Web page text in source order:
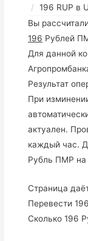
196 RUP в
Вы
196 Рублей
Для данной
Результат
При
актуален.
каждый час.
Рубль ПМР на
Страница
Перевести
Сколько 196